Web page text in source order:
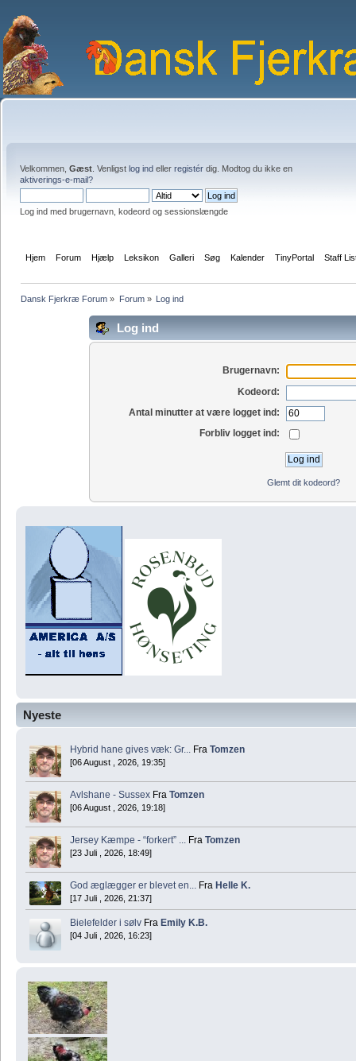
Velkommen, Gæst . Venligst log ind eller registér dig. Modtog du ikke en
aktiverings-e-mail?
Log ind med brugernavn, kodeord og sessionslængde
Hjem Forum Hjælp Leksikon Galleri Søg Kalender TinyPortal Staff
Dansk Fjerkræ Forum » Forum» Log ind
Nyeste
Hybrid hane gives væk: Gr... Fra Tomzen
[06 August , 2026, 19:35]
Avlshane - Sussex Fra Tomzen
[06 August , 2026, 19:18]
Jersey Kæmpe - “forkert” ... Fra Tomzen
[23 Juli , 2026, 18:49]
God æglægger er blevet en... Fra Helle K.
[17 Juli , 2026, 21:37]
Bielefelder i sølv Fra Emily K.B.
[04 Juli , 2026, 16:23]
Log ind
Brugernavn:
Kodeord:
Antal minutter at være logget ind:
Forbliv logget ind:
Glemt dit kodeord?